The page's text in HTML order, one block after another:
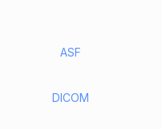
ASF
DICOM